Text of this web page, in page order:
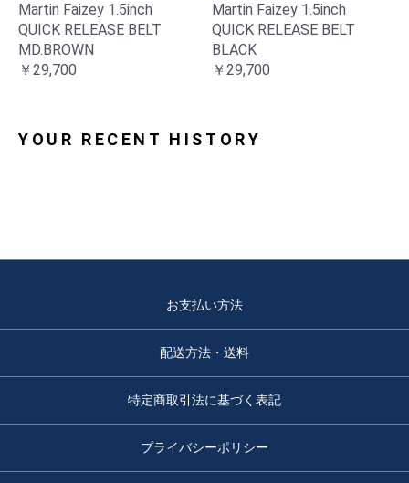
Martin Faizey 1.5inch
QUICK RELEASE BELT
MD.BROWN
￥29,700
Martin Faizey 1.5inch
QUICK RELEASE BELT
BLACK
￥29,700
YOUR RECENT HISTORY
お支払い方法
配送方法・送料
特定商取引法に基づく表記
プライバシーポリシー